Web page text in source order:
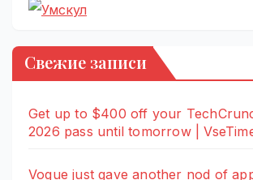
Свежие записи
Get up to $400 off your
2026 pass until tomorrow |
Vogue just gave another nod of